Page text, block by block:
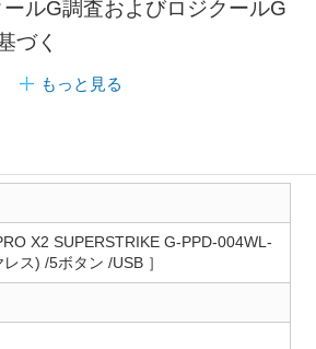
ルG調査およびロジクールG
づく
もっと見る
X2 SUPERSTRIKE G-PPD-004WL-
ス) /5ボタン /USB ］